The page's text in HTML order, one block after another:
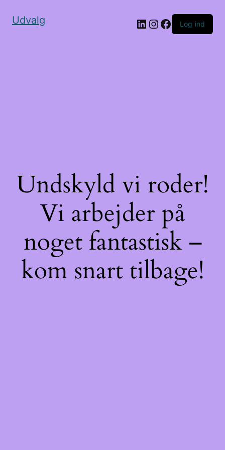
Udvalg Log ind
Undskyld vi roder!
Vi arbejder på
noget fantastisk –
kom snart tilbage!